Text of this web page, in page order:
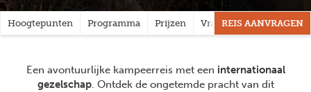
Hoogtepunten Programma Prijzen Vragen?REIS AANVRAGEN
Een avontuurlijke kampeerreis met een internationaal
gezelschap. Ontdek de ongetemde pracht van dit